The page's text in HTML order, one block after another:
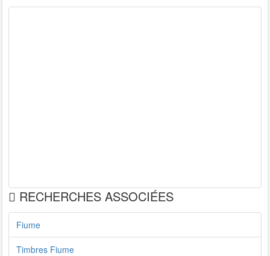
RECHERCHES ASSOCIÉES
Fiume
Timbres Fiume